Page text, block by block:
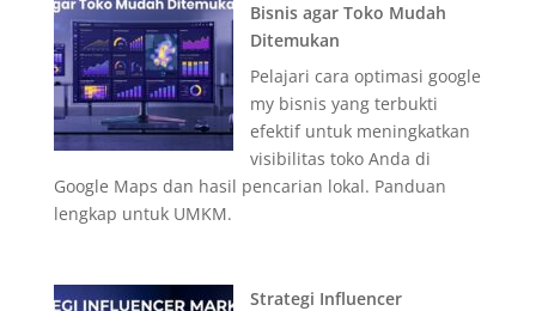
Bisnis agar Toko Mudah
Ditemukan
Pelajari cara optimasi google
my bisnis yang terbukti
efektif untuk meningkatkan
visibilitas toko Anda di
Google Maps dan hasil pencarian lokal. Panduan
lengkap untuk UMKM.
Strategi Influencer